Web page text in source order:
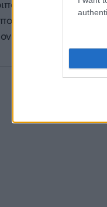
το Play-In
εφαρμόζεται τα